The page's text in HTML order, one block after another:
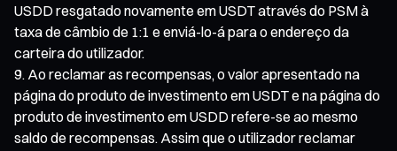
USDD resgatado novamente em USDT através do PSM à
taxa de câmbio de 1:1 e enviá-lo-á para o endereço da
carteira do utilizador.
Ao reclamar as recompensas, o valor apresentado na
página do produto de investimento em USDT e na página do
produto de investimento em USDD refere-se ao mesmo
saldo de recompensas. Assim que o utilizador reclamar